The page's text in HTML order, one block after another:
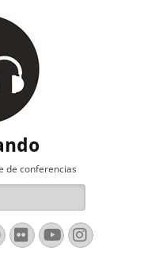
de conferencias
FlickrYouTube